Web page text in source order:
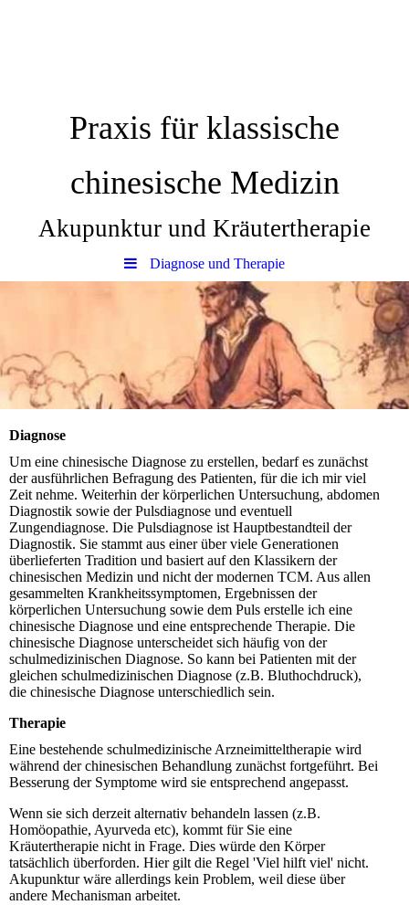
Praxis für klassische
chinesische Medizin
Akupunktur und Kräutertherapie
Diagnose und Therapie
Diagnose
Um eine chinesische Diagnose zu erstellen, bedarf es zunächst
der ausführlichen Befragung des Patienten, für die ich mir viel
Zeit nehme. Weiterhin der körperlichen Untersuchung, abdomen
Diagnostik sowie der Pulsdiagnose und eventuell
Zungendiagnose. Die Pulsdiagnose ist Hauptbestandteil der
Diagnostik. Sie stammt aus einer über viele Generationen
überlieferten Tradition und basiert auf den Klassikern der
chinesischen Medizin und nicht der modernen TCM. Aus allen
gesammelten Krankheitssymptomen, Ergebnissen der
körperlichen Untersuchung sowie dem Puls erstelle ich eine
chinesische Diagnose und eine entsprechende Therapie. Die
chinesische Diagnose unterscheidet sich häufig von der
schulmedizinischen Diagnose. So kann bei Patienten mit der
gleichen schulmedizinischen Diagnose (z.B. Bluthochdruck),
die chinesische Diagnose unterschiedlich sein.
Therapie
Eine bestehende schulmedizinische Arzneimitteltherapie wird
während der chinesischen Behandlung zunächst fortgeführt. Bei
Besserung der Symptome wird sie entsprechend angepasst.
Wenn sie sich derzeit alternativ behandeln lassen (z.B.
Homöopathie, Ayurveda etc), kommt für Sie eine
Kräutertherapie nicht in Frage. Dies würde den Körper
tatsächlich überforden. Hier gilt die Regel 'Viel hilft viel' nicht.
Akupunktur wäre allerdings kein Problem, weil diese über
andere Mechanisman arbeitet.